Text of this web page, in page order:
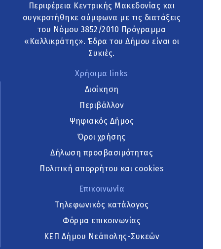
Περιφέρεια Κεντρικής Μακεδονίας και
συγκροτήθηκε σύμφωνα με τις διατάξεις
του Νόμου 3852/2010 Πρόγραμμα
«Καλλικράτης». Έδρα του Δήμου είναι οι
Συκιές.
Χρήσιμα links
Διοίκηση
Περιβάλλον
Ψηφιακός Δήμος
Όροι χρήσης
Δήλωση προσβασιμότητας
Πολιτική απορρήτου και cookies
Επικοινωνία
Τηλεφωνικός κατάλογος
Φόρμα επικοινωνίας
ΚΕΠ Δήμου Νεάπολης-Συκεών